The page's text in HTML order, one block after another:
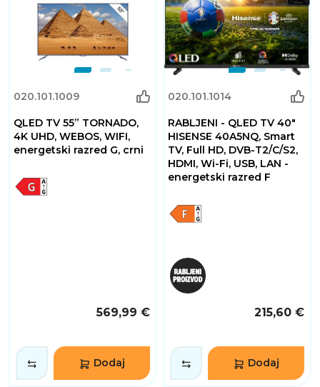
020.101.1009
QLED TV 55” TORNADO,
4K UHD, WEBOS, WIFI,
energetski razred G, crni
569,99 €
Dodaj
020.101.1014
RABLJENI - QLED TV 40"
HISENSE 40A5NQ, Smart
TV, Full HD, DVB-T2/C/S2,
HDMI, Wi-Fi, USB, LAN -
energetski razred F
215,60 €
Dodaj